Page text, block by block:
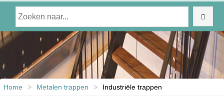
Home > Metalen trappen > Industriële trappen